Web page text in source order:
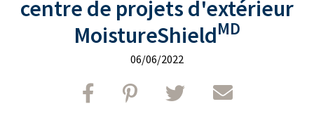
centre de projets d'extérieur
MoistureShieldMD
06/06/2022
Share on FaceBook
Share on Pinterest
Share on TwitterShare by email